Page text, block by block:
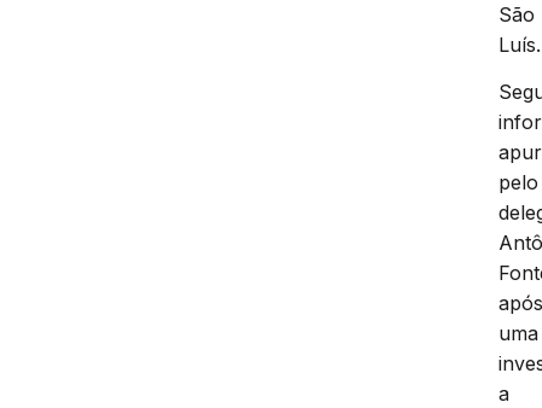
São
Luís.
pelo
uma
a